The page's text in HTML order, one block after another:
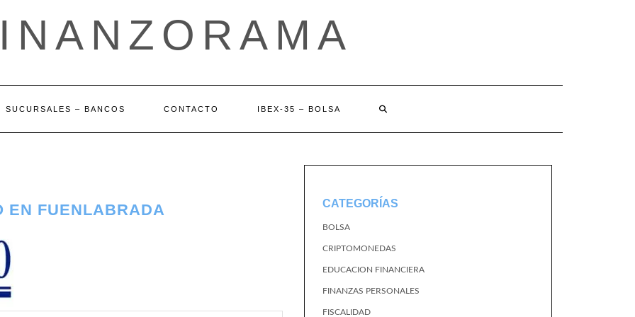
SUCURSALES – BANCOS CONTACTO IBEX-35 – BOLSA
FUENLABRADA CATEGORÍAS
BOLSA
CRIPTOMONEDAS
EDUCACION FINANCIERA
FINANZAS PERSONALES
FISCALIDAD